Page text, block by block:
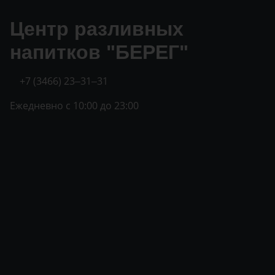
Центр разливных
напитков "БЕРЕГ"
+7 (3466) 23‒31‒31
Ежедневно с 10:00 до 23:00